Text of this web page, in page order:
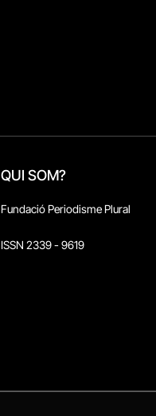
QUI SOM?
Fundació Periodisme Plural
ISSN 2339 - 9619